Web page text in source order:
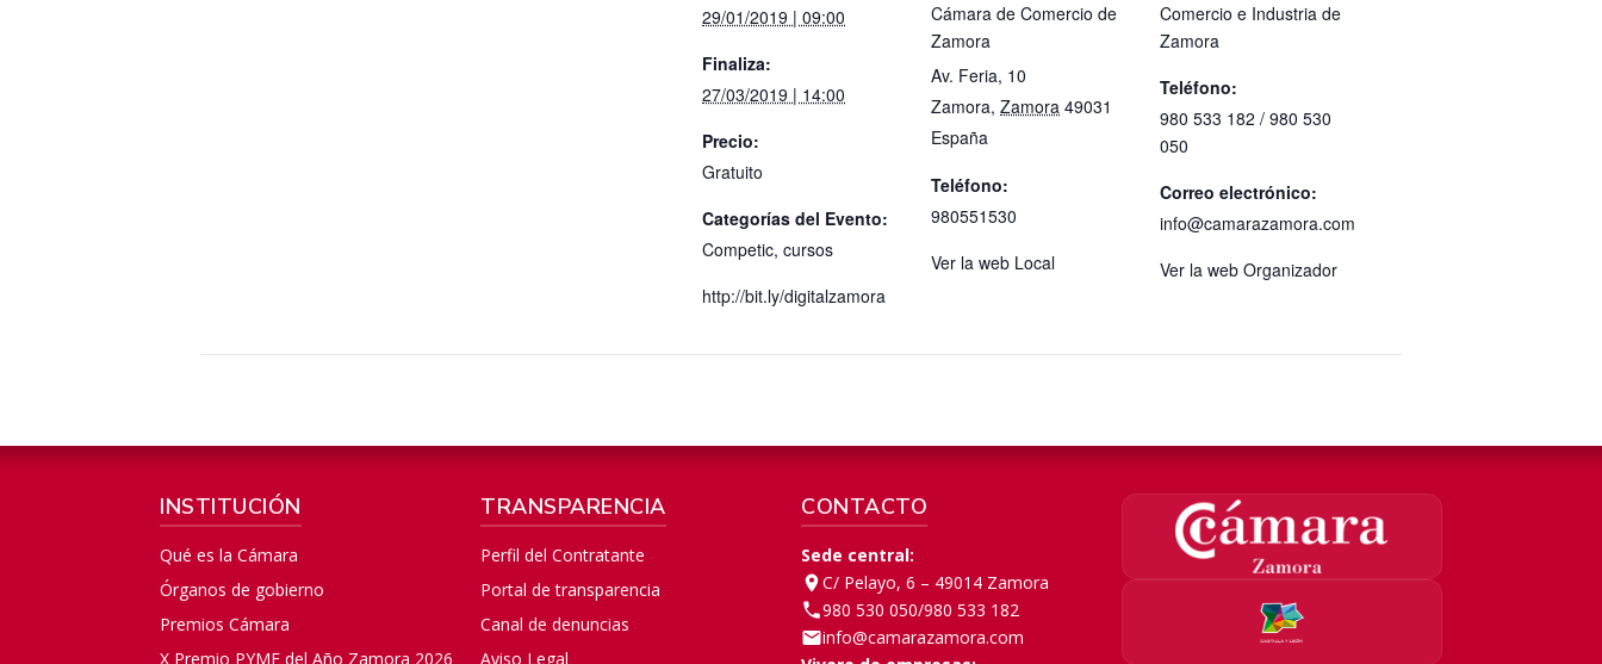
29/01/2019 | 09:00
Finaliza:
27/03/2019 | 14:00
Precio:
Gratuito
Categorías del Evento:
Competic, cursos
http://bit.ly/digitalzamora
Cámara de Comercio de
Zamora
Av. Feria, 10
Zamora, Zamora 49031
España
Teléfono:
980551530
Ver la web Local
Comercio e Industria de
Zamora
Teléfono:
980 533 182 / 980 530
050
Correo electrónico:
info@camarazamora.com
Ver la web Organizador
INSTITUCIÓN
Qué es la Cámara
Órganos de gobierno
Premios Cámara
X Premio PYME del Año Zamora 2026
TRANSPARENCIA
Perfil del Contratante
Portal de transparencia
Canal de denuncias
Aviso Legal
CONTACTO
Sede central:
C/ Pelayo, 6 – 49014 Zamora
980 530 050/980 533 182
info@camarazamora.com